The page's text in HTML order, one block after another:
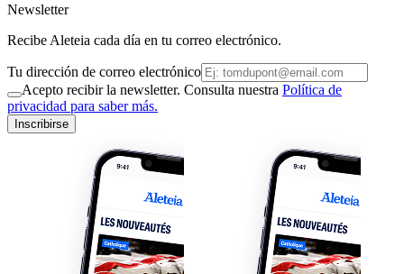
Newsletter
Recibe Aleteia cada día en tu correo electrónico.
Tu dirección de correo electrónico
Acepto recibir la newsletter. Consulta nuestra Política de
privacidad para saber más.
Inscribirse